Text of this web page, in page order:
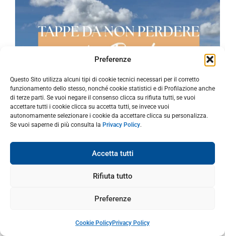
Preferenze
Questo Sito utilizza alcuni tipi di cookie tecnici necessari per il corretto
funzionamento dello stesso, nonché cookie statistici e di Profilazione anche
di terze parti. Se vuoi negare il consenso clicca su rifiuta tutti, se vuoi
accettare tutti i cookie clicca su accetta tutti, se invece vuoi
autonomamente selezionare i cookie da accettare clicca su personalizza.
Se vuoi saperne di più consulta la Privacy Policy.
Accetta tutti
Rifiuta tutto
Preferenze
Cookie PolicyPrivacy Policy